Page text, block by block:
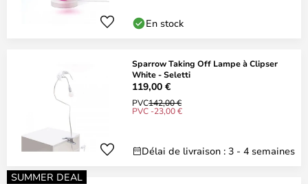
En stock
Sparrow Taking Off Lampe à Clipser
White - Seletti
119,00 €
PVC142,00 €
PVC -23,00 €
Délai de livraison : 3 - 4 semaines
SUMMER DEAL